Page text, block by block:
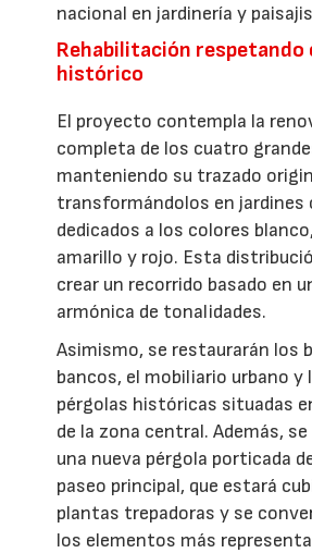
nacional en jardinería y
Rehabilitación respetando
histórico
El proyecto contempla la
completa de los cuatro
manteniendo su trazado
transformándolos en jardines
dedicados a los colores
amarillo y rojo. Esta
crear un recorrido basado en
armónica de tonalidades.
Asimismo, se restaurarán los
bancos, el mobiliario urbano y
pérgolas históricas situadas
de la zona central. Además,
una nueva pérgola porticada
paseo principal, que estará
plantas trepadoras y se
los elementos más